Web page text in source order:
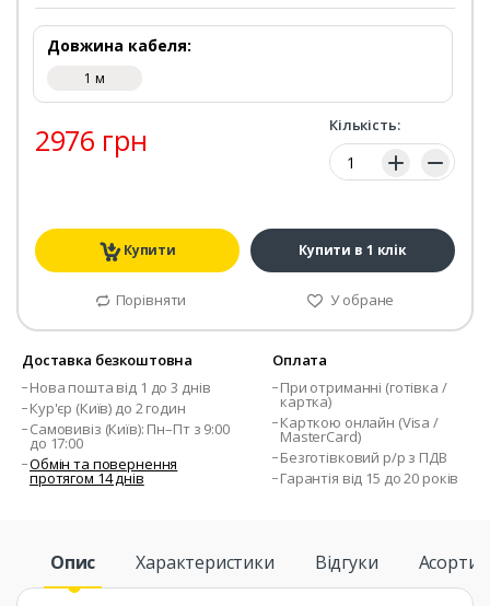
Довжина кабеля:
1 м
2976 грн Кількість:
Кількість:
Купити Купити в 1 клік
Порівняти У обране
Доставка безкоштовна
Нова пошта від 1 до 3 днів
Кур'єр (Київ) до 2 годин
Самовивіз (Київ): Пн–Пт з 9:00
до 17:00
Обмін та повернення
протягом 14 днів
Оплата
При отриманні (готівка /
картка)
Карткою онлайн (Visa /
MasterCard)
Безготівковий р/р з ПДВ
Гарантія від 15 до 20 років
Опис Характеристики Відгуки